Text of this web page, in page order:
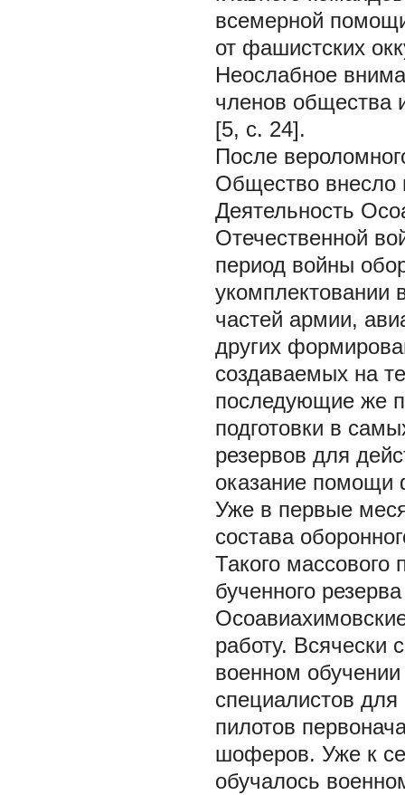
всемерной
от фашистских
Неослабное
членов общества
[5, с. 24].
После
Общество внесло
Деятельность
Отечественной
период войны
укомплектовании
частей армии,
других
создаваемых на
последующие же
подготовки в
резервов для
оказание помощи
Уже в первые
состава
Такого
бученного
работу. Всячески
военном обучении
специалистов
пилотов
шоферов. Уже к
обучалось